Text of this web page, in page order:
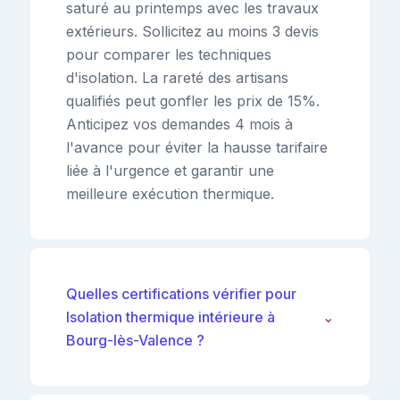
saturé au printemps avec les travaux
extérieurs. Sollicitez au moins 3 devis
pour comparer les techniques
d'isolation. La rareté des artisans
qualifiés peut gonfler les prix de 15%.
Anticipez vos demandes 4 mois à
l'avance pour éviter la hausse tarifaire
liée à l'urgence et garantir une
meilleure exécution thermique.
Quelles certifications vérifier pour
Isolation thermique intérieure à
Bourg-lès-Valence ?
⌄